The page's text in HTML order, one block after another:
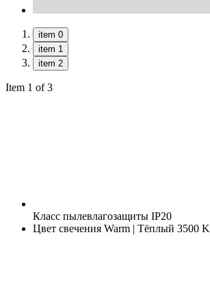
item 0
item 1
item 2
Item 1 of 3
Класс пылевлагозащиты IP20
Цвет свечения Warm | Тёплый 3500 K